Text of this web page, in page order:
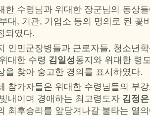
한 수령님과 위대한 장군님의 동상
대, 기관, 기업소 등의 명의로 된 꽃
되였다.
인민군장병들과 근로자들, 청소년
대한 수령 김일성동지와 위대한 령
을 찾아 숭고한 경의를 표시하였다.
참가자들은 위대한 수령님들의 부
내이며 경애하는 최고령도자 김정은
최후승리를 앞당겨나갈 불타는 열